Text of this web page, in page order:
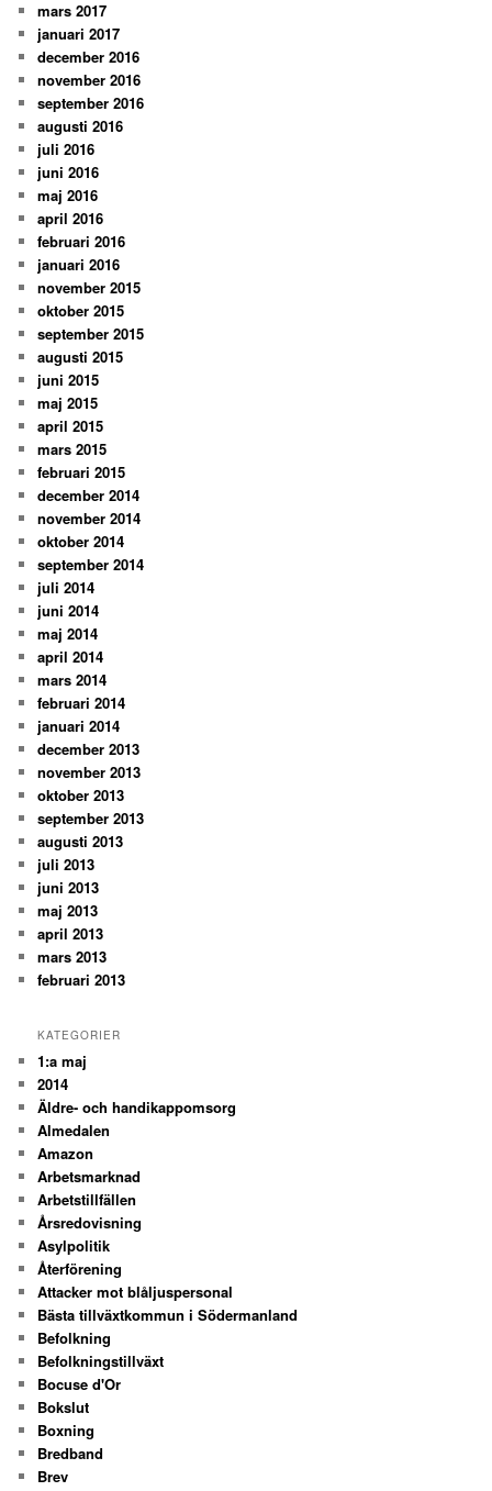
mars 2017
januari 2017
december 2016
november 2016
september 2016
augusti 2016
juli 2016
juni 2016
maj 2016
april 2016
februari 2016
januari 2016
november 2015
oktober 2015
september 2015
augusti 2015
juni 2015
maj 2015
april 2015
mars 2015
februari 2015
december 2014
november 2014
oktober 2014
september 2014
juli 2014
juni 2014
maj 2014
april 2014
mars 2014
februari 2014
januari 2014
december 2013
november 2013
oktober 2013
september 2013
augusti 2013
juli 2013
juni 2013
maj 2013
april 2013
mars 2013
februari 2013
KATEGORIER
1:a maj
2014
Äldre- och handikappomsorg
Almedalen
Amazon
Arbetsmarknad
Arbetstillfällen
Årsredovisning
Asylpolitik
Återförening
Attacker mot blåljuspersonal
Bästa tillväxtkommun i Södermanland
Befolkning
Befolkningstillväxt
Bocuse d'Or
Bokslut
Boxning
Bredband
Brev